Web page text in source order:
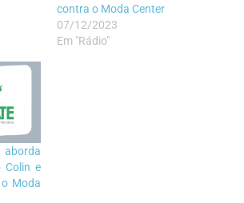
contra o Moda Center
07/12/2023
Em "Rádio"
Colin e
Moda